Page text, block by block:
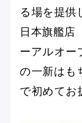
る場を提供
日本旗艦店
ーアルオー
の一新はも
で初めてお